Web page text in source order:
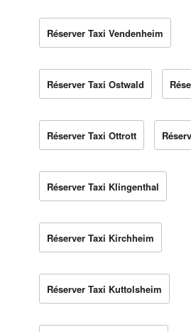
Réserver Taxi Vendenheim
Réserver Taxi Ostwald
Réserver Taxi Ottrott
Réserver Taxi Klingenthal
Réserver Taxi Kirchheim
Réserver Taxi Kuttolsheim